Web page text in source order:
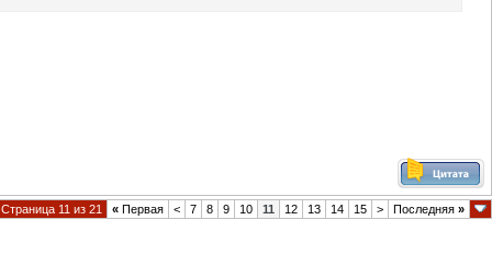
Страница 11 из 21 « Первая < 7 8 9 10 11 12 13 14 15 > Последняя »